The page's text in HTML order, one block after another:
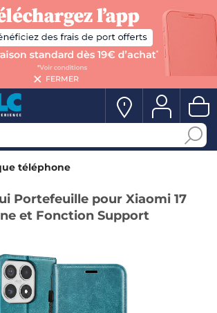
FERMER
téléphone
Portefeuille pour Xiaomi 17
et Fonction Support